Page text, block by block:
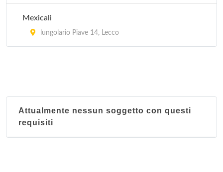
Mexicali
lungolario Piave 14, Lecco
Attualmente nessun soggetto con questi
requisiti